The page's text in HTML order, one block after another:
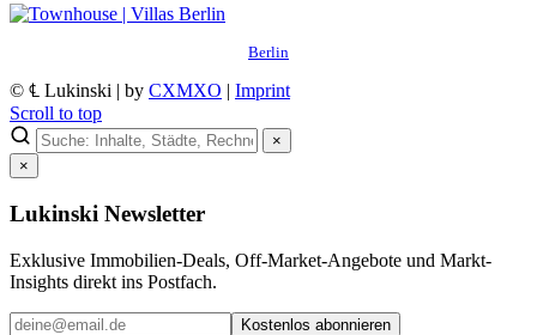
Berlin
© ℄ Lukinski | by CXMXO | Imprint
Scroll to top
×
×
Lukinski Newsletter
Exklusive Immobilien-Deals, Off-Market-Angebote und Markt-
Insights direkt ins Postfach.
Kostenlos abonnieren